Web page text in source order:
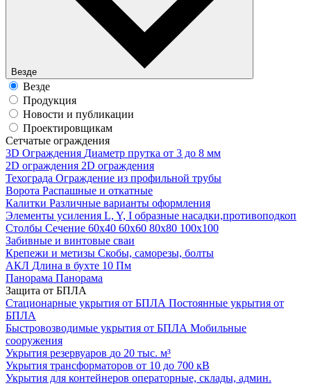
Везде
Везде
Продукция
Новости и публикации
Проектировщикам
Cетчатые ограждения
3D Ограждения Диаметр прутка от 3 до 8 мм
2D ограждения 2D ограждения
Техограда Ограждение из профильной трубы
Ворота Распашные и откатные
Калитки Различные варианты оформления
Элементы усиления L, Y, I образные насадки,противоподкоп
Столбы Сечение 60х40 60х60 80х80 100х100
Забивные и винтовые сваи
Крепежи и метизы Скобы, саморезы, болты
АКЛ Длина в бухте 10 Пм
Панорама Панорама
Защита от БПЛА
Стационарные укрытия от БПЛА Постоянные укрытия от
БПЛА
Быстровозводимые укрытия от БПЛА Мобильные
сооружения
Укрытия резервуаров до 20 тыс. м³
Укрытия трансформаторов от 10 до 700 кВ
Укрытия для контейнеров операторные, склады, админ.